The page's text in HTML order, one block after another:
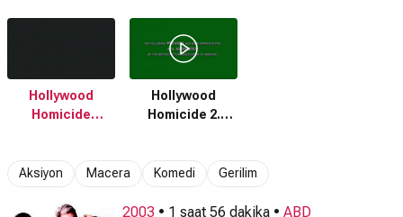
Hollywood
Homicide
Hollywood
Homicide 2.
Aksiyon Macera Komedi Gerilim
2003 • 1 saat 56 dakika • ABD